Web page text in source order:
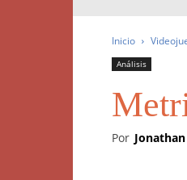
Inicio
Análisis
Por